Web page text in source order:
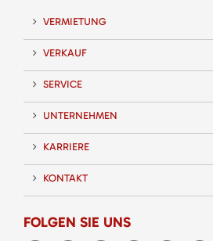
VERMIETUNG
VERKAUF
SERVICE
UNTERNEHMEN
KARRIERE
KONTAKT
FOLGEN SIE UNS